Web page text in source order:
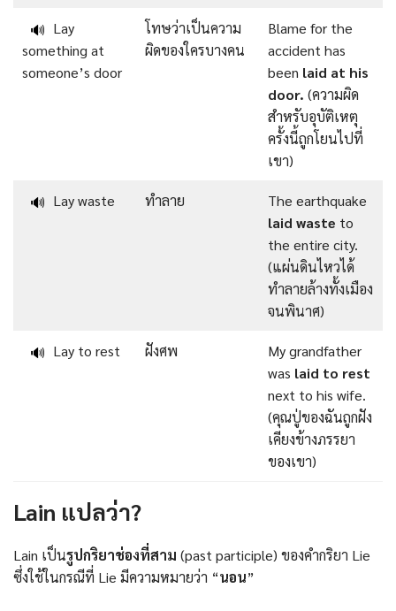
🔊 Lay
something at
someone’s door
โทษว่าเป็นความ
ผิดของใครบางคน
Blame for the
accident has
been laid at his
door. (ความผิด
สำหรับอุบัติเหตุ
ครั้งนี้ถูกโยนไปที่
เขา)
🔊 Lay waste ทำลาย
The earthquake
laid waste to
the entire city.
(แผ่นดินไหวได้
ทำลายล้างทั้งเมือง
จนพินาศ)
🔊 Lay to rest ฝังศพ
My grandfather
was laid to rest
next to his wife.
(คุณปู่ของฉันถูกฝัง
เคียงข้างภรรยา
ของเขา)
Lain แปลว่า?
Lain เป็นรูปกริยาช่องที่สาม (past participle) ของคำกริยา Lie
ซึ่งใช้ในกรณีที่ Lie มีความหมายว่า “นอน”